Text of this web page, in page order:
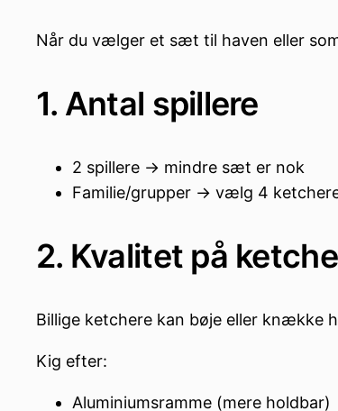
Når du vælger et sæt til haven eller
1. Antal spillere
2 spillere → mindre sæt er nok
Familie/grupper → vælg 4
2. Kvalitet på
Billige ketchere kan bøje eller knække
Kig efter:
Aluminiumsramme (mere holdbar)